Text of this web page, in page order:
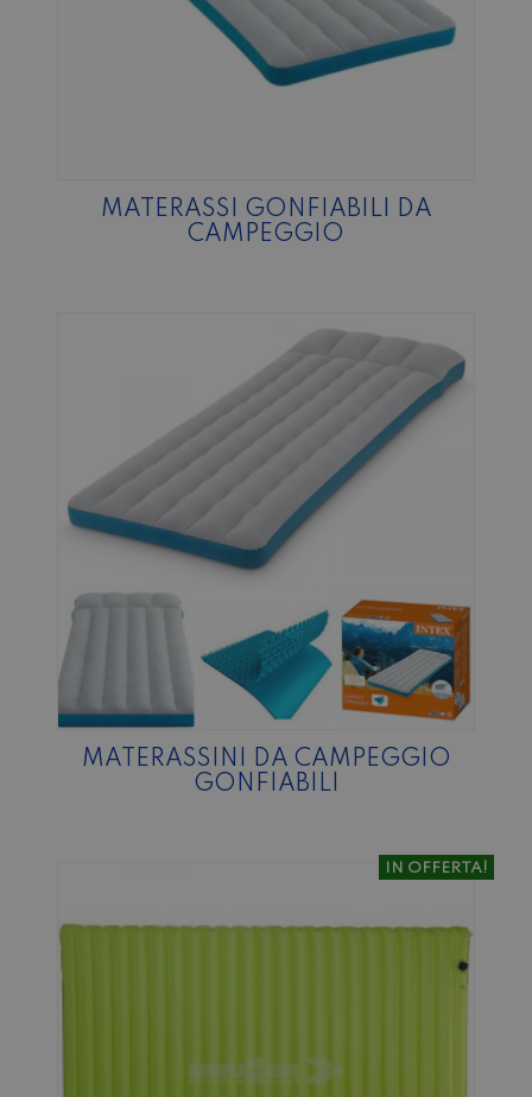
MATERASSI GONFIABILI DA
CAMPEGGIO
MATERASSINI DA CAMPEGGIO
GONFIABILI
IN OFFERTA!